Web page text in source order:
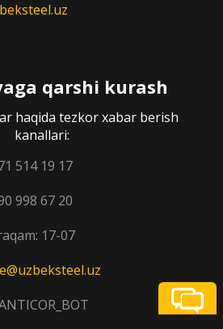
qarshi kurash
haqida tezkor xabar berish
kanallari:
514 19 17
998 67 20
17-07